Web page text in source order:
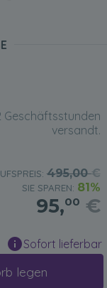
Geschäftsstunden
versandt.
495,00€
SIE SPAREN: 81%
95,00 €
Sofort lieferbar
legen